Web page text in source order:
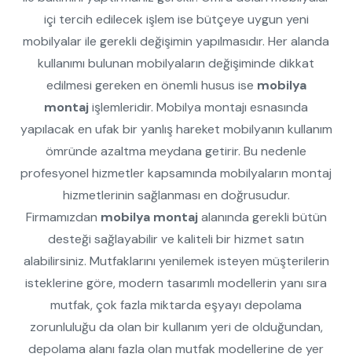
içi tercih edilecek işlem ise bütçeye uygun yeni
mobilyalar ile gerekli değişimin yapılmasıdır. Her alanda
kullanımı bulunan mobilyaların değişiminde dikkat
edilmesi gereken en önemli husus ise mobilya
montajişlemleridir. Mobilya montajı esnasında
yapılacak en ufak bir yanlış hareket mobilyanın kullanım
ömründe azaltma meydana getirir. Bu nedenle
profesyonel hizmetler kapsamında mobilyaların montaj
hizmetlerinin sağlanması en doğrusudur.
Firmamızdan mobilya montajalanında gerekli bütün
desteği sağlayabilir ve kaliteli bir hizmet satın
alabilirsiniz. Mutfaklarını yenilemek isteyen müşterilerin
isteklerine göre, modern tasarımlı modellerin yanı sıra
mutfak, çok fazla miktarda eşyayı depolama
zorunluluğu da olan bir kullanım yeri de olduğundan,
depolama alanı fazla olan mutfak modellerine de yer